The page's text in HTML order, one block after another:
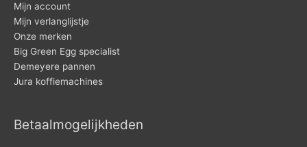
Mijn account
Mijn verlanglijstje
Onze merken
Big Green Egg specialist
Demeyere pannen
Jura koffiemachines
Betaalmogelijkheden